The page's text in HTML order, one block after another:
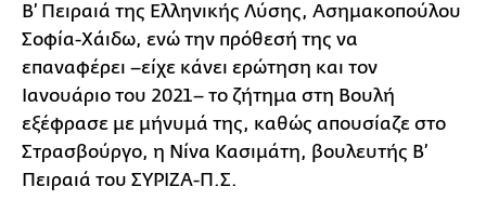
Β’ Πειραιά της Ελληνικής Λύσης, Ασημακοπούλου
Σοφία-Χάιδω, ενώ την πρόθεσή της να
επαναφέρει –είχε κάνει ερώτηση και τον
Ιανουάριο του 2021– το ζήτημα στη Βουλή
εξέφρασε με μήνυμά της, καθώς απουσίαζε στο
Στρασβούργο, η Νίνα Κασιμάτη, βουλευτής Β’
Πειραιά του ΣΥΡΙΖΑ-Π.Σ.